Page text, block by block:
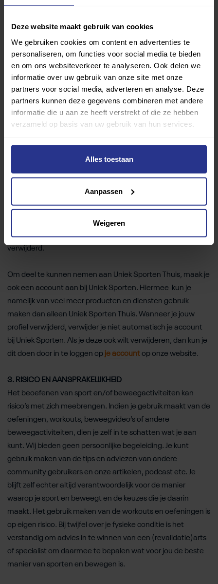
Deze website maakt gebruik van cookies
We gebruiken cookies om content en advertenties te
personaliseren, om functies voor social media te bieden
en om ons websiteverkeer te analyseren. Ook delen we
informatie over uw gebruik van onze site met onze
partners voor social media, adverteren en analyse. Deze
partners kunnen deze gegevens combineren met andere
informatie die u aan ze heeft verstrekt of die ze hebben
verzameld op basis van uw gebruik van hun services.
Alles toestaan
Aanpassen
Weigeren
Optreden van de communitymanager of beheerder
recht voor berichten die niet aan de regels voldoen weg te
halen. Bij ernstig of meermalig misbruik wordt de deelnemer
verwijderd. Zie je iets wat niet in lijn is met de huisregels of
heb je een andere vraag? Neem dan contact op met de
communitymanager.
Heeft de communitymanager in jouw ogen ten onrechte
ingegrepen? Dan kun je een klacht indienen bij Fonds
info@unieksporten.nl
Je kunt je Uniek Sporten Thuis profiel gemakkelijk verwijderen
via ‘jouw account’ door op je naam rechtsboven te klikken.
Als je jouw profiel verwijderd, zijn alle gegevens, gesprekken
en documenten die je in de app geplaatst hebt definitief
verwijderd.
Om deel te kunnen nemen aan Uniek Sporten Thuis, maak je
ook een account aan bij Uniek Sporten. Hiermee kun je
namelijk van veel meer producten en diensten gebruik
maken dan alleen Uniek Sporten Thuis. Wanneer je jouw
profiel verwijderd, verwijder je niet automatisch je account
bij Uniek Sporten. Als je deze ook wilt verwijderen, dan kun je
dit doen door in te loggen op je accountop onze website.
3. RISICO EN AANSPRAKELIJKHEID
Het beoefenen van sport en/of beweegactiviteiten kan
risico’s met zich meebrengen. Indien je gebruik maakt van de
oefeningen, workouts, beweegvideo’s of andere
beweegactiviteiten, dien je zelf in te schatten wat je aan
kunt. Wij bieden geen persoonlijke begeleiding. Je kunt
gebruik maken van de tips en adviezen van andere
community gebruikers en onze artikelen, podcast etc. Je
blijft zelf echter altijd verantwoordelijk voor de manier
waarop je sport en beweegt en de keuzes die je daarin
maakt. Het gebruik maken van de workouts en oefeningen is
op eigen risico. Bij twijfel over je fysieke conditie is het
verstandig om advies in te winnen van een (revalidatie)arts
of specialist om daarmee te bepalen wat voor jou de beste
manier van sporten en bewegen is.